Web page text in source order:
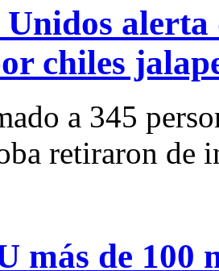
alerta
chiles
a 345
retiraron de
más de 100